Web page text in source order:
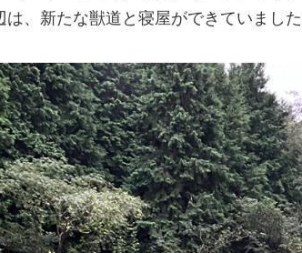
、新たな獣道と寝屋ができていました